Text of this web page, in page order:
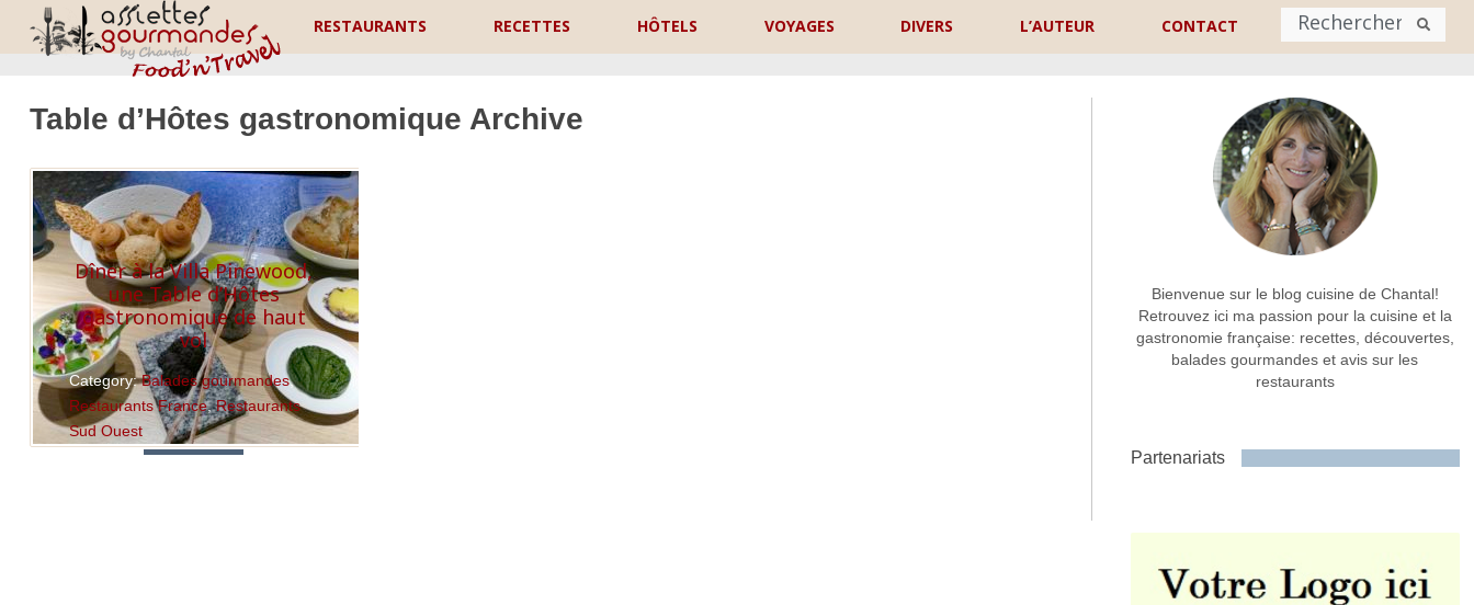
RESTAURANTS RECETTES HÔTELS VOYAGES DIVERS L’AUTEUR CONTACT
Nom
Commentaire ou message *
Table d’Hôtes gastronomique Archive
Dîner à la Villa Pinewood,
une Table d’Hôtes
gastronomique de haut
vol
Category:Balades gourmandes,
Restaurants France,Restaurants
Sud Ouest
Bienvenue sur le blog cuisine de Chantal!
Retrouvez ici ma passion pour la cuisine et la
gastronomie française: recettes, découvertes,
balades gourmandes et avis sur les
restaurants
Partenariats